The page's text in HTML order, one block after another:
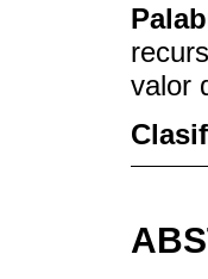
valor